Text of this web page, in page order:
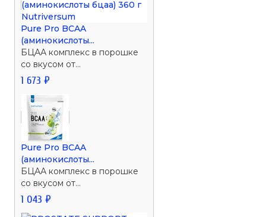
Pure Pro BCAA
(аминокислоты...
БЦАА комплекс в порошке
со вкусом от...
1 673 ₽
Pure Pro BCAA
(аминокислоты...
БЦАА комплекс в порошке
со вкусом от...
1 043 ₽